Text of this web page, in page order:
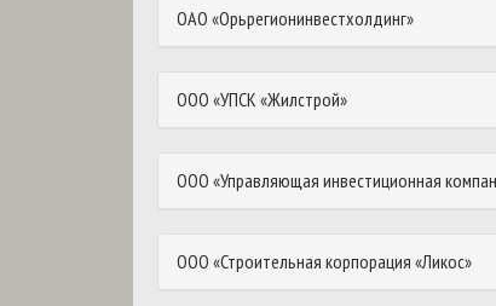
ОАО «Орьрегионинвестхолдинг»
ООО «УПСК «Жилстрой»
ООО «Управляющая инвестиционная
ООО «Строительная корпорация «Ликос»